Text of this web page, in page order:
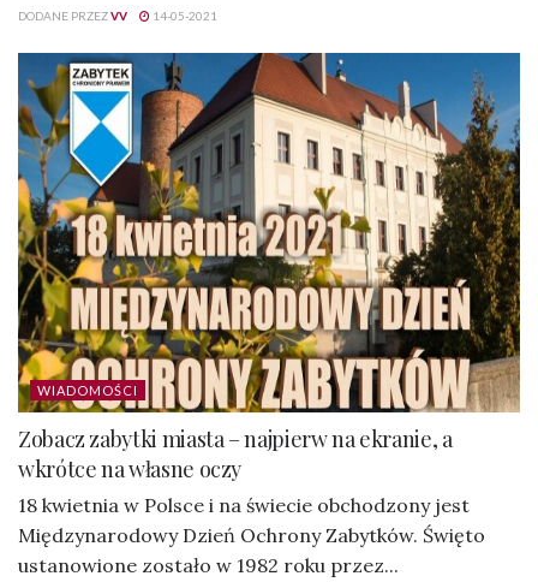
DODANE PRZEZVV 14-05-2021
WIADOMOŚCI
Zobacz zabytki miasta – najpierw na ekranie, a
wkrótce na własne oczy
18 kwietnia w Polsce i na świecie obchodzony jest
Międzynarodowy Dzień Ochrony Zabytków. Święto
ustanowione zostało w 1982 roku przez...